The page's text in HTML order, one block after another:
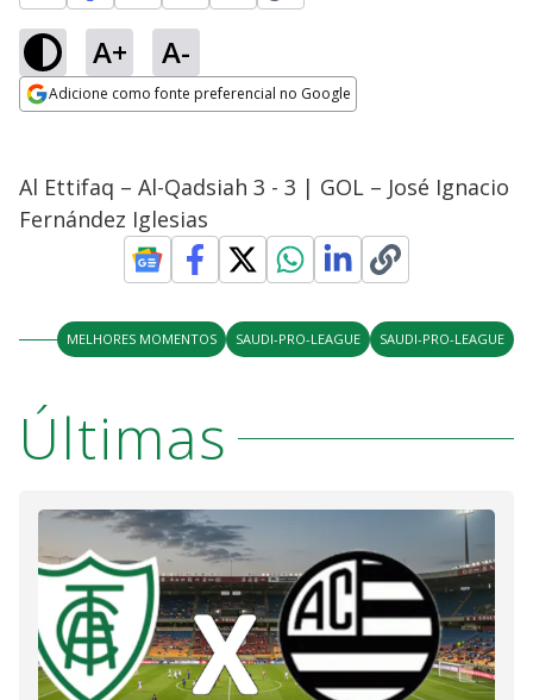
A+ A-
Adicione como fonte preferencial no Google
Al Ettifaq – Al-Qadsiah 3 - 3 | GOL – José Ignacio
Fernández Iglesias
MELHORES MOMENTOS SAUDI-PRO-LEAGUE SAUDI-PRO-LEAGUE
Últimas